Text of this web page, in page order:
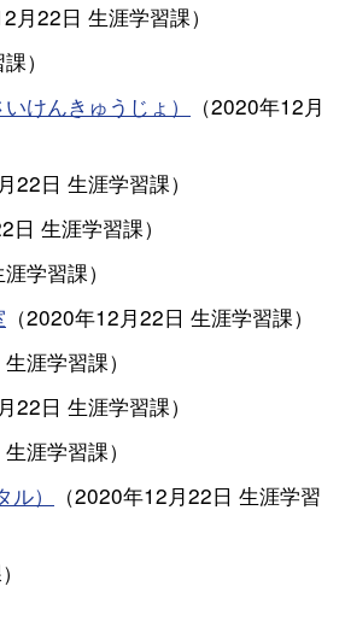
月22日 生涯学習課）
）
けんきゅうじょ）
（2020年12月
22日 生涯学習課）
日 生涯学習課）
涯学習課）
（2020年12月22日 生涯学習課）
生涯学習課）
22日 生涯学習課）
生涯学習課）
）
（2020年12月22日 生涯学習
）